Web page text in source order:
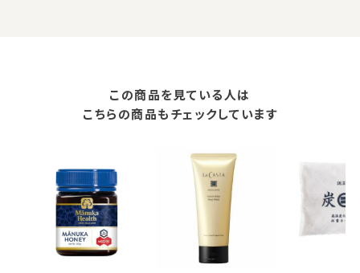
この商品を見ている人は
こちらの商品もチェックしています